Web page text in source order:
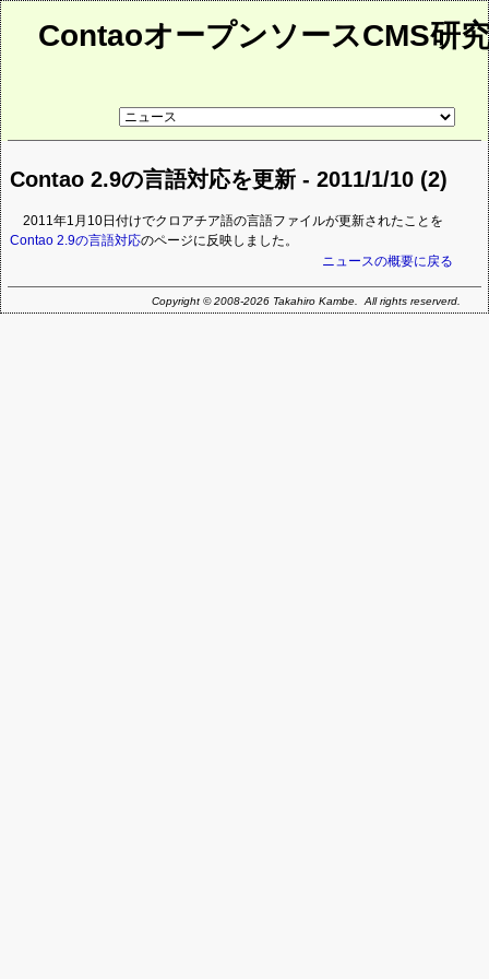
ContaoオープンソースCMS研
リ
ペ
ー
Contao 2.9の言語対応を更新 - 2011/1/10 (2)
2011年1月10日付けでクロアチア語の言語ファイルが更新されたことを
Contao 2.9の言語対応のページに反映しました。
ニュースの概要に戻る
Copyright © 2008-2026 Takahiro Kambe. All rights reserverd.